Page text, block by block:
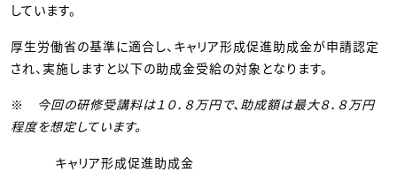
しています。
厚生労働省の基準に適合し、キャリア形成促進助成金が申請認定
され、実施しますと以下の助成金受給の対象となります。
※ 今回の研修受講料は１０．８万円で、助成額は最大８．８万円
程度を想定しています。
キャリア形成促進助成金